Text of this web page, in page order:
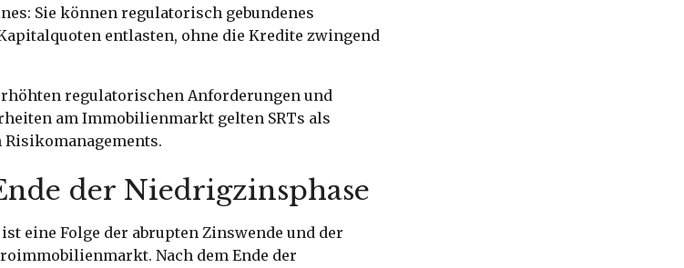
Sie können regulatorisch gebundenes
entlasten, ohne die Kredite zwingend
regulatorischen Anforderungen und
am Immobilienmarkt gelten SRTs als
der Niedrigzinsphase
ist eine Folge der abrupten Zinswende und der
Nach dem Ende der